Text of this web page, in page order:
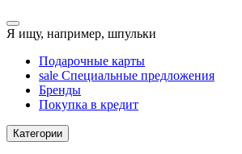
Я ищу, например, шпульки
Подарочные карты
sale Специальные предложения
Бренды
Покупка в кредит
Категории